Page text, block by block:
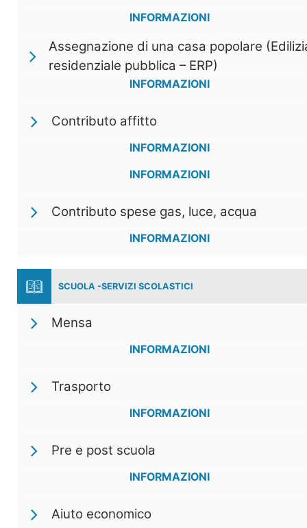
INFORMAZIONI
Assegnazione di una casa popolare
residenziale pubblica – ERP)
INFORMAZIONI
Contributo affitto
INFORMAZIONI
INFORMAZIONI
Contributo spese gas, luce, acqua
INFORMAZIONI
SCUOLA -SERVIZI SCOLASTICI
Mensa
INFORMAZIONI
Trasporto
INFORMAZIONI
Pre e post scuola
INFORMAZIONI
Aiuto economico